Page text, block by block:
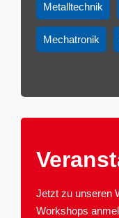
Metalltechnik
Mechatronik
Jetzt zu unseren
Workshops